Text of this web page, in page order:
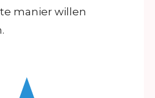
manier willen